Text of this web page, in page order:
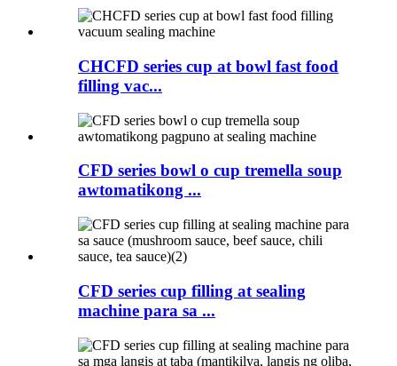
CHCFD series cup at bowl fast food
filling vac...
CFD series bowl o cup tremella soup
awtomatikong ...
CFD series cup filling at sealing
machine para sa ...